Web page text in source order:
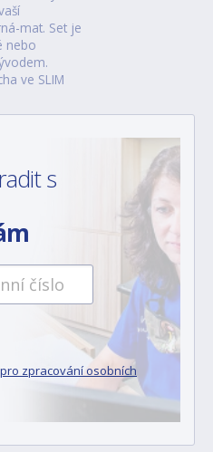
mat. Set je
nebo
ve SLIM
s
zpracování osobních